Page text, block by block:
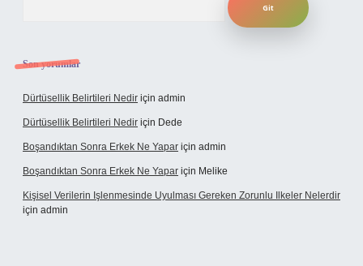
Son yorumlar
Dürtüsellik Belirtileri Nedir için admin
Dürtüsellik Belirtileri Nedir için Dede
Boşandıktan Sonra Erkek Ne Yapar için admin
Boşandıktan Sonra Erkek Ne Yapar için Melike
Kişisel Verilerin Işlenmesinde Uyulması Gereken Zorunlu Ilkeler Nelerdir
için admin